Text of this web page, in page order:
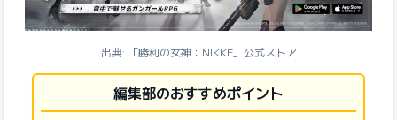
出典: 「勝利の女神：NIKKE」公式ストア
編集部のおすすめポイント